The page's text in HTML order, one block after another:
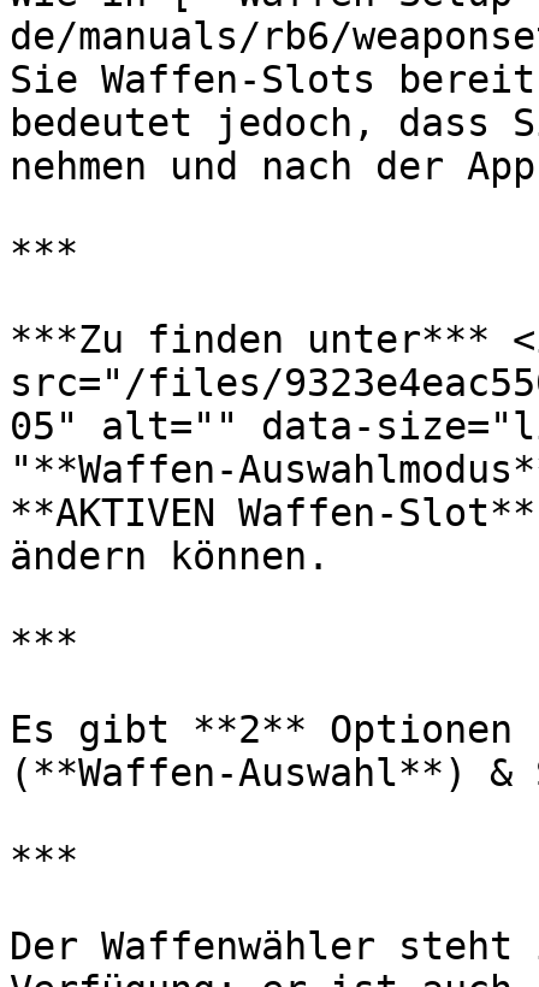
de/manuals/rb6/
Sie Waffen-Slots
bedeutet jedoch, dass
nehmen und nach der
***
***Zu finden unter***
src="/files/
05" alt="" data-
"**Waffen-
**AKTIVEN Waffen-
ändern können.
***
Es gibt **2** Optionen
(**Waffen-Auswahl**)
***
Der Waffenwähler